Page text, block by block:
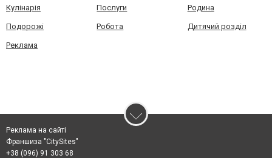
Кулінарія Послуги Родина
Подорожі Робота Дитячий розділ
Реклама
Реклама на сайті
Франшиза "CitySites"
+38 (096) 91 303 68